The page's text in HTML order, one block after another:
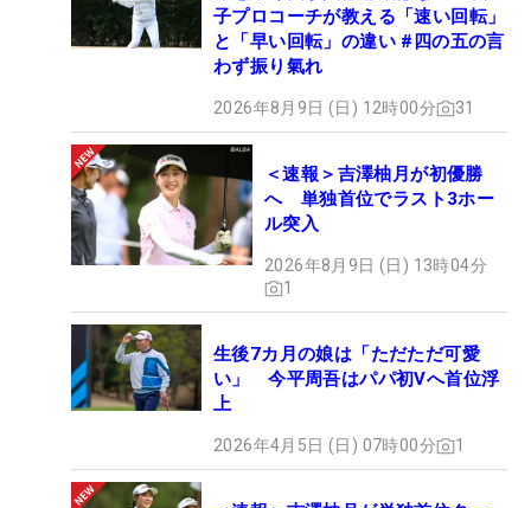
子プロコーチが教える「速い回転」
と「早い回転」の違い #四の五の言
わず振り氣れ
2026年8月9日 (日) 12時00分 31
＜速報＞吉澤柚月が初優勝
へ 単独首位でラスト3ホー
ル突入
2026年8月9日 (日) 13時04分
1
生後7カ月の娘は「ただただ可愛
い」 今平周吾はパパ初Vへ首位浮
上
2026年4月5日 (日) 07時00分 1